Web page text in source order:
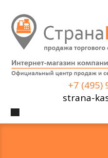
+7 (495)
strana-